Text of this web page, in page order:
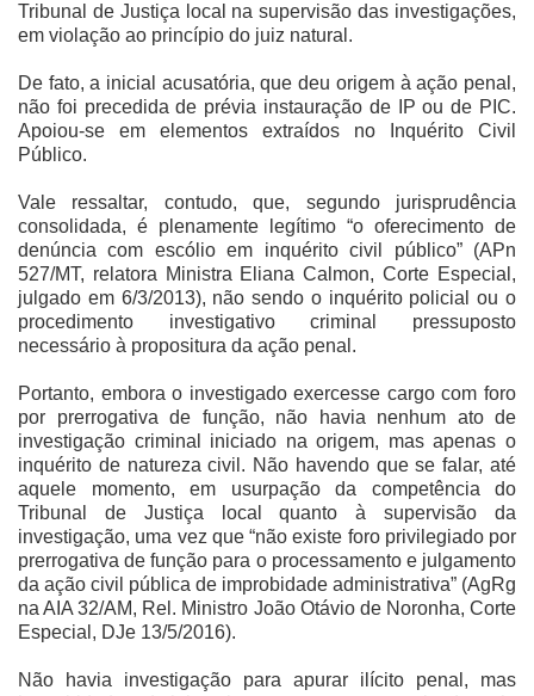
Tribunal de Justiça local na supervisão das investigações,
em violação ao princípio do juiz natural.
De fato, a inicial acusatória, que deu origem à ação penal,
não foi precedida de prévia instauração de IP ou de PIC.
Apoiou-se em elementos extraídos no Inquérito Civil
Público.
Vale ressaltar, contudo, que, segundo jurisprudência
consolidada, é plenamente legítimo “o oferecimento de
denúncia com escólio em inquérito civil público” (APn
527/MT, relatora Ministra Eliana Calmon, Corte Especial,
julgado em 6/3/2013), não sendo o inquérito policial ou o
procedimento investigativo criminal pressuposto
necessário à propositura da ação penal.
Portanto, embora o investigado exercesse cargo com foro
por prerrogativa de função, não havia nenhum ato de
investigação criminal iniciado na origem, mas apenas o
inquérito de natureza civil. Não havendo que se falar, até
aquele momento, em usurpação da competência do
Tribunal de Justiça local quanto à supervisão da
investigação, uma vez que “não existe foro privilegiado por
prerrogativa de função para o processamento e julgamento
da ação civil pública de improbidade administrativa” (AgRg
na AIA 32/AM, Rel. Ministro João Otávio de Noronha, Corte
Especial, DJe 13/5/2016).
Não havia investigação para apurar ilícito penal, mas